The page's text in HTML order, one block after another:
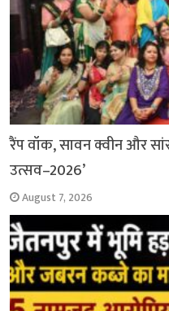
रैंप वॉक, सावन क्वीन और
उत्सव–2026’
August 7, 2026